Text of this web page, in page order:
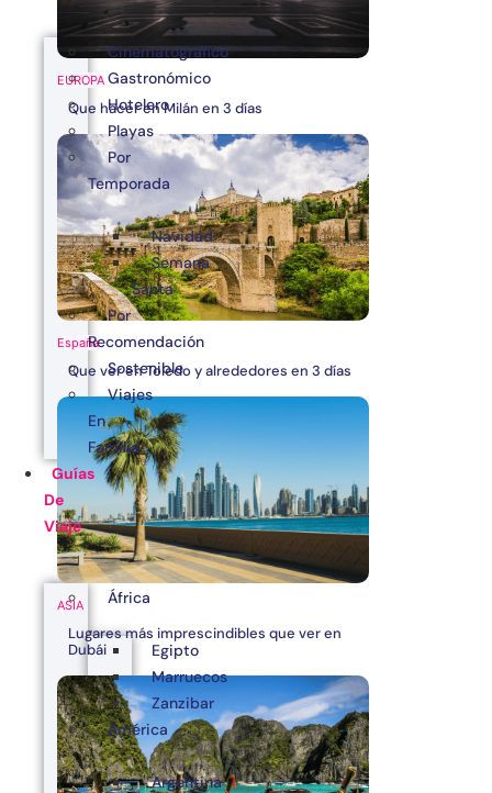
EUROPA
Que hacer en Milán en 3 días
España
Que ver en Toledo y alrededores en 3 días
ASIA
Lugares más imprescindibles que ver en
Dubái
Cinematográfico
Gastronómico
Hotelero
Playas
Por
Temporada
Navidad
Semana
Santa
Por
Recomendación
Sostenible
Viajes
En
Familia
Guías
De
Viaje
África
Egipto
Marruecos
Zanzibar
América
Argentina